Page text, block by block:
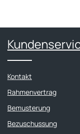
Kontakt
Rahmenvertrag
Bemusterung
Bezuschussung